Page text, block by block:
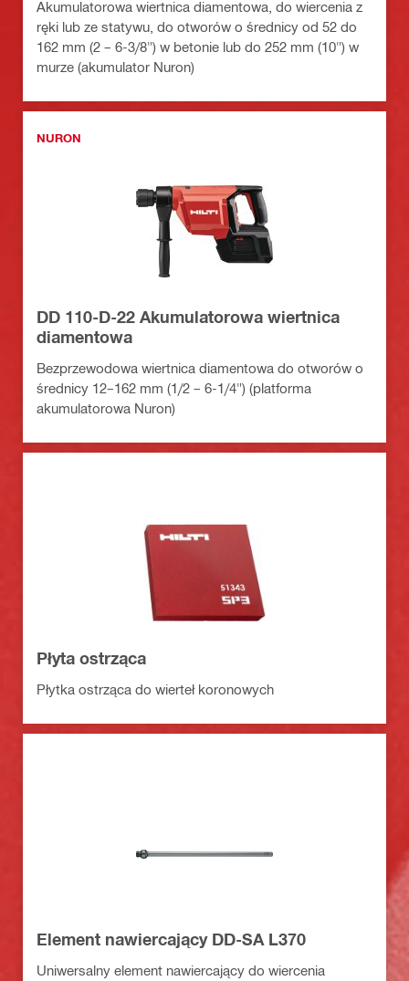
Akumulatorowa wiertnica diamentowa, do wiercenia z
ręki lub ze statywu, do otworów o średnicy od 52 do
162 mm (2 – 6-3/8") w betonie lub do 252 mm (10") w
murze (akumulator Nuron)
NURON
DD 110-D-22 Akumulatorowa wiertnica
diamentowa
Bezprzewodowa wiertnica diamentowa do otworów o
średnicy 12–162 mm (1/2 – 6-1/4") (platforma
akumulatorowa Nuron)
Płyta ostrząca
Płytka ostrząca do wierteł koronowych
Element nawiercający DD-SA L370
Uniwersalny element nawiercający do wiercenia